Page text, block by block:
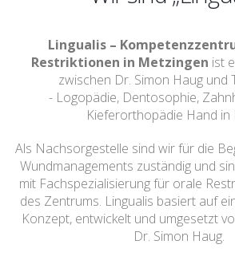
Lingualis –
Restriktionen in Metzingen ist
zwischen Dr. Simon Haug und
- Logopädie, Dentosophie,
Kieferorthopädie Hand in
Als Nachsorgestelle sind wir für die
Wundmanagements zuständig und
mit Fachspezialisierung für orale
des Zentrums. Lingualis basiert auf
Konzept, entwickelt und umgesetzt
Dr. Simon Haug.